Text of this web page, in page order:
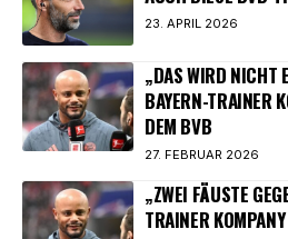
23. APRIL 2026
„DAS WIRD NICHT
BAYERN-TRAINER
DEM BVB
27. FEBRUAR 2026
„ZWEI FÄUSTE
TRAINER